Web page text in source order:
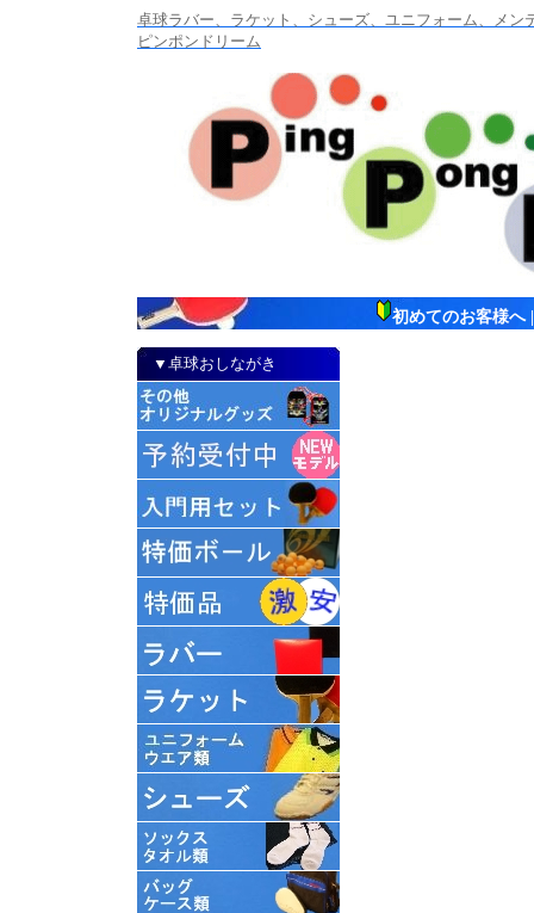
卓球ラバー、ラケット、シューズ、ユニフォーム、メ
ピンポンドリーム
初めてのお客様へ
▼卓球おしながき